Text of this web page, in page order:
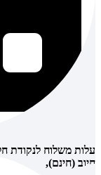
חיוב (חינם),